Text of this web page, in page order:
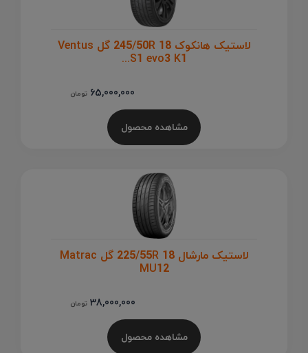
لاستیک هانکوک 245/50R 18 گل Ventus
S1 evo3 K1...
65,000,000 تومان
مشاهده محصول
لاستیک مارشال 225/55R 18 گل Matrac
MU12
38,000,000 تومان
مشاهده محصول